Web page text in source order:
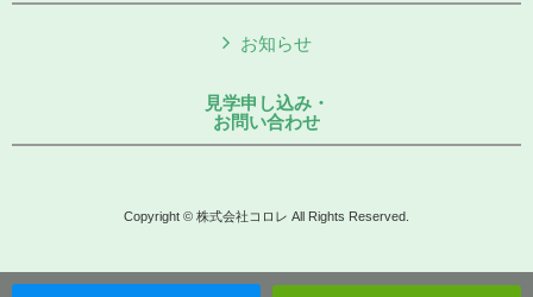
お知らせ
見学申し込み・
お問い合わせ
Copyright © 株式会社コロレ All Rights Reserved.